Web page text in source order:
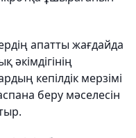
апатты жағдайда
әкімдігінің
кепілдік мерзімі
беру мәселесін